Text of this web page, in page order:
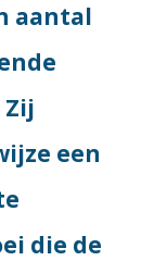
aantal
een
die de